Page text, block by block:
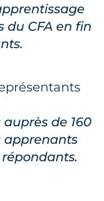
du CFA en fin
de 160
apprenants